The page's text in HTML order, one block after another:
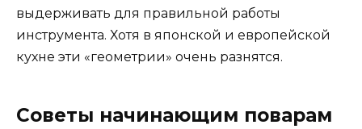
выдерживать для правильной работы
инструмента. Хотя в японской и европейской
кухне эти «геометрии» очень разнятся.
Советы начинающим поварам